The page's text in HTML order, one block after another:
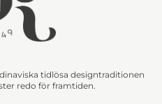
tidlösa designtraditionen
redo för framtiden.